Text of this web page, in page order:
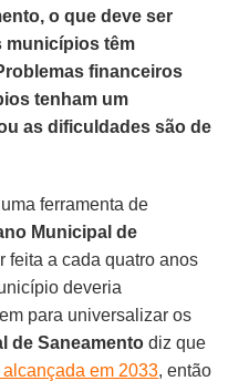
o que deve ser
municípios têm
financeiros
tenham um
as dificuldades são de
ferramenta de
Municipal de
feita a cada quatro anos
deveria
para universalizar os
de Saneamento diz que
em 2033, então